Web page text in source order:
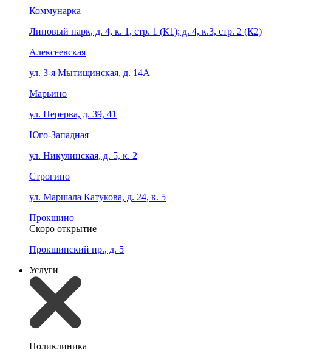
Коммунарка
Липовый парк, д. 4, к. 1, стр. 1 (К1); д. 4, к.3, стр. 2 (К2)
Алексеевская
ул. 3-я Мытищинская, д. 14А
Марьино
ул. Перерва, д. 39, 41
Юго-Западная
ул. Никулинская, д. 5, к. 2
Строгино
ул. Маршала Катукова, д. 24, к. 5
Прокшино
Скоро открытие
Прокшинский пр., д. 5
Услуги
Поликлиника